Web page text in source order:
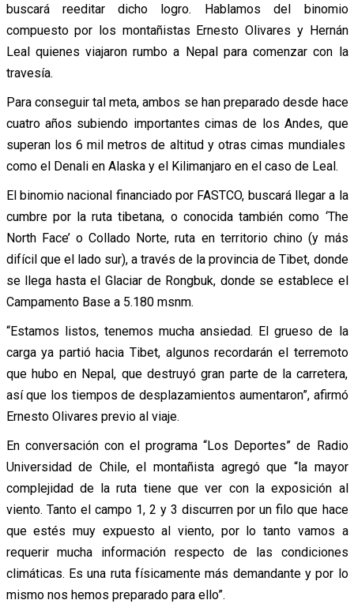
buscará reeditar dicho logro. Hablamos del binomio
compuesto por los montañistas Ernesto Olivares y Hernán
Leal quienes viajaron rumbo a Nepal para comenzar con la
travesía.
Para conseguir tal meta, ambos se han preparado desde hace
cuatro años subiendo importantes cimas de los Andes, que
superan los 6 mil metros de altitud y otras cimas mundiales
como el Denali en Alaska y el Kilimanjaro en el caso de Leal.
El binomio nacional financiado por FASTCO, buscará llegar a la
cumbre por la ruta tibetana, o conocida también como ‘The
North Face’ o Collado Norte, ruta en territorio chino (y más
difícil que el lado sur), a través de la provincia de Tibet, donde
se llega hasta el Glaciar de Rongbuk, donde se establece el
Campamento Base a 5.180 msnm.
“Estamos listos, tenemos mucha ansiedad. El grueso de la
carga ya partió hacia Tibet, algunos recordarán el terremoto
que hubo en Nepal, que destruyó gran parte de la carretera,
así que los tiempos de desplazamientos aumentaron”, afirmó
Ernesto Olivares previo al viaje.
En conversación con el programa “Los Deportes” de Radio
Universidad de Chile, el montañista agregó que “la mayor
complejidad de la ruta tiene que ver con la exposición al
viento. Tanto el campo 1, 2 y 3 discurren por un filo que hace
que estés muy expuesto al viento, por lo tanto vamos a
requerir mucha información respecto de las condiciones
climáticas. Es una ruta físicamente más demandante y por lo
mismo nos hemos preparado para ello”.